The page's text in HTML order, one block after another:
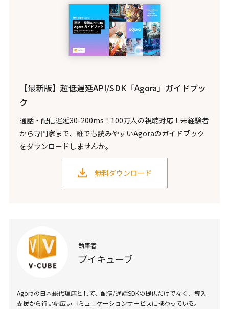
【最新版】超低遅延API/SDK「Agora」ガイドブッ
ク
通話・配信遅延30-200ms！100万人の視聴対応！未経験者
から専門家まで、誰でも読みやすいAgoraのガイドブック
をダウンロードしませんか。
無料ダウンロード
執筆者
ブイキューブ
Agoraの日本総代理店として、配信/通話SDKの提供だけでなく、導入
支援から行い幅広いコミュニケーションサービスに携わっている。